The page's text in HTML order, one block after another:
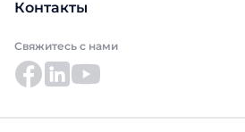
Контакты
Свяжитесь с нами